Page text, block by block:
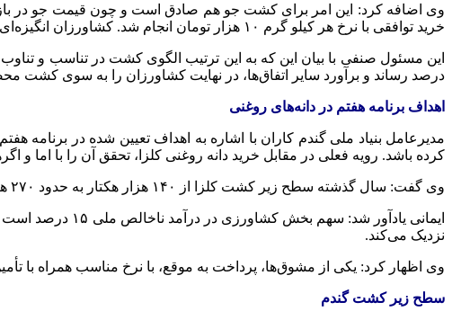
خرید توافقی با نرخ هر کیلو گرم ۱۰ هزار تومان انجام شد. کشاورزان انگیزه‌ای برای کشت این دو محصول ندارند. بر عکس احتمالاً سطح زیر کشت گندم افزایشی باشد.
درصد رساند و برآورد سایر اتفاق‌ها، در نهایت کشاورزان را به سوی کشت
اهداف برنامه هفتم در دانه‌های روغنی
کرده باشد. رویه فعلی در مقابل خرید دانه روغنی کلزا ، تحقق آن را با اما و
وی گفت: سال گذشته سطح زیر کشت کلزا از ۱۴۰ هزار هکتار به حدود ۲۷۰ هزار هکتار رسید اما با نحوه مدیریت امسال برای سال زراعی پیش‌رو شاهد کاهش سطح زیرکشت این محصول هستیم.
نزدیک می‌کند.
وی اظهار کرد: یکی از مشوق‌ها، پرداخت به موقع، با نرخ مناسب همراه با
سطح زیر کشت گندم